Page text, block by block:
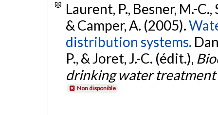
Laurent, P., Besner, M.-
& Camper, A. (2005).
distribution systems.
P., & Joret, J.-C. (édit.),
drinking water
Non disponible